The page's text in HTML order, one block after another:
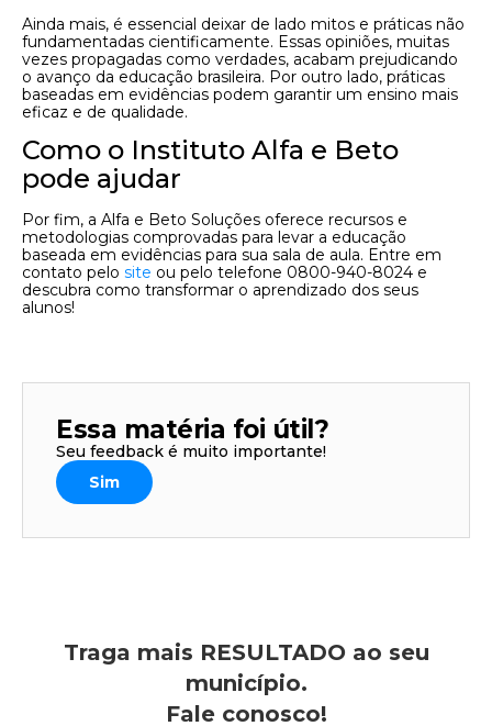
Ainda mais, é essencial deixar de lado mitos e práticas não
fundamentadas cientificamente. Essas opiniões, muitas
vezes propagadas como verdades, acabam prejudicando
o avanço da educação brasileira. Por outro lado, práticas
baseadas em evidências podem garantir um ensino mais
eficaz e de qualidade.
Como o Instituto Alfa e Beto
pode ajudar
Por fim, a Alfa e Beto Soluções oferece recursos e
metodologias comprovadas para levar a educação
baseada em evidências para sua sala de aula. Entre em
contato pelo site ou pelo telefone 0800-940-8024 e
descubra como transformar o aprendizado dos seus
alunos!
Essa matéria foi útil?
Seu feedback é muito importante!
Sim
Traga mais RESULTADO ao seu
município.
Fale conosco!